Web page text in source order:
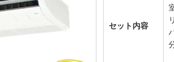
セット内容